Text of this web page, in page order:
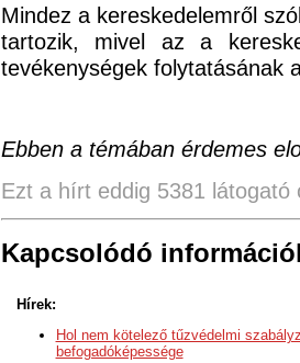
Mindez a kereskedelemről
tartozik, mivel az a
tevékenységek folytatásának
Ebben a témában érdemes
Ezt a hírt eddig 5381 látogató
Kapcsolódó
Hírek:
Hol nem kötelező tűzvédelmi
befogadóképessége